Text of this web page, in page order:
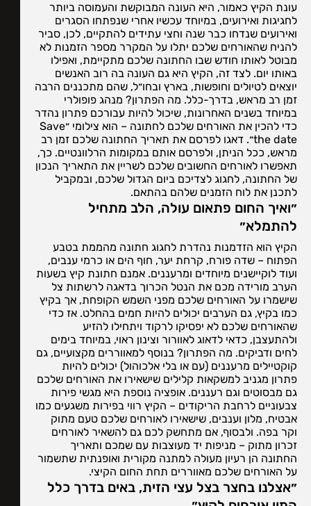
עונת הקיץ כאמור, היא העונה המבוקשת והעמוסה ביותר
לחגיגות ואירועים, במיוחד עכשיו אחרי שנפתחו הסגרים
ואירועים שנדחו כבר שנה וחצי עתידים להתקיים, לכן, סביר
להניח שהאורחים שלכם יתלו על המקרר מספר הזמנות לא
מבוטל לאותו חודש שבו החתונה שלכם מתקיימת, ואפילו
באותו יום. לצד זה, הקיץ היא גם העונה בה רוב האנשים
יוצאים לטיולים וחופשות, בארץ ובחו״ל, שהם מתכננים הרבה
זמן רב מראש, בדרך-כלל. מה הפתרון? מנהג פופולרי
במיוחד בשנים האחרונות, שיכול להיות עבורכם פתרון נהדר
כדי להכין את האורחים שלכם לחתונה – הוא צילומי ״Save
the date״. דאגו לפרסם את תאריך החתונה שלכם זמן רב
מראש, ככל הניתן, ולפרסם אותם במקומות הרלוונטיים. כך,
תאפשרו לאורחים החשובים שלכם לשריין את התאריך הנכון
של החתונה, לחגוג לצדיכם ביום הגדול שלכם, ובמקביל
לתכנן את לוח הזמנים שלהם בהתאם.
״ואיך החום פתאום עולה, הלב מתחיל
להתמלא״
הקיץ הוא הזדמנות נהדרת לחגוג חתונה מהממת בטבע
הפתוח – שדה פורח, קרחת יער, חוף הים או כרמי ענבים,
ועוד לוקיישנים מיוחדים ומרעננים. אמנם חתונת קיץ בשעות
הערב מורידה מכם את הנטל הכרוך בדאגה לרשתות צל
שישמרו על האורחים שלכם מפני השמש הקופחת, אך בקיץ
כמו בקיץ, גם הערבים יכולים להיות חמים בהחלט. אז כדי
שהאורחים שלכם לא יפסיקו לרקוד ויתחילו להזיע
ולהתעצבן, כדאי לדאוג לאוורור וצינון ראוי, במיוחד בימים
לחים ודביקים. מה הפתרון? בנוסף למאווררים מקצועיים, גם
קוקטיילים מרעננים (עם או בלי אלכוהול) יכולים להיות
פתרון מגניב למשקאות קלילים שישאירו את האורחים שלכם
גם מבסוטים וגם רעננים. אופציה נוספת היא מגשי פירות
צבעוניים לרחבת הריקודים – הקיץ רווי בפירות משגעים כמו
אבטיח, מלון וענבים, שישאירו לאורחים שלכם טעם מתוק
וקר בפה. ולבסוף, אם מתחשק לכם גם להשאיר לאורחים
זכרון מתוק – מניפות יד מעוצבות עם שמכם ותאריך
החתונה הן רעיון מעולה למתנה מקורית ואופנתית שתשמור
על האורחים שלכם מאווררים תחת החום הקיצי.
״אצלנו בחצר בצל עצי הזית, באים בדרך כלל